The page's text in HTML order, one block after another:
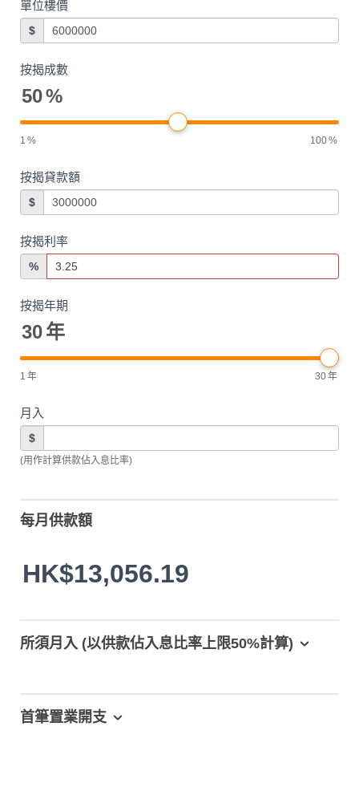
單位樓價
$
按揭成數
50%
1 % 100%
按揭貸款額
$
按揭利率
%
按揭年期
30年
1 年 30年
月入
$
(用作計算供款佔入息比率)
每月供款額
HK$13,056.19
所須月入 (以供款佔入息比率上限50%計算)
首筆置業開支